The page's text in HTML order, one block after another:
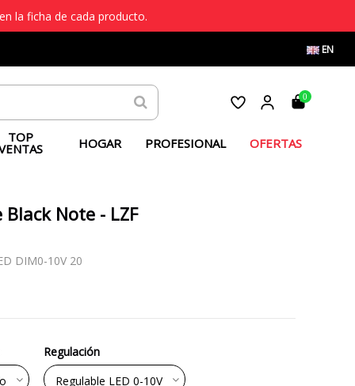
la ficha de cada producto.
EN
0
TOP HOGAR PROFESIONAL OFERTAS
Note - LZF
DIM0-10V 20
Regulación